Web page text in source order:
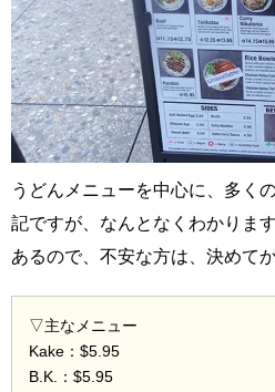
うどんメニューを中心に、多く
記ですが、なんとなくわかりま
あるので、不安な方は、決めて
▽主なメニュー
Kake：$5.95
B.K.：$5.95